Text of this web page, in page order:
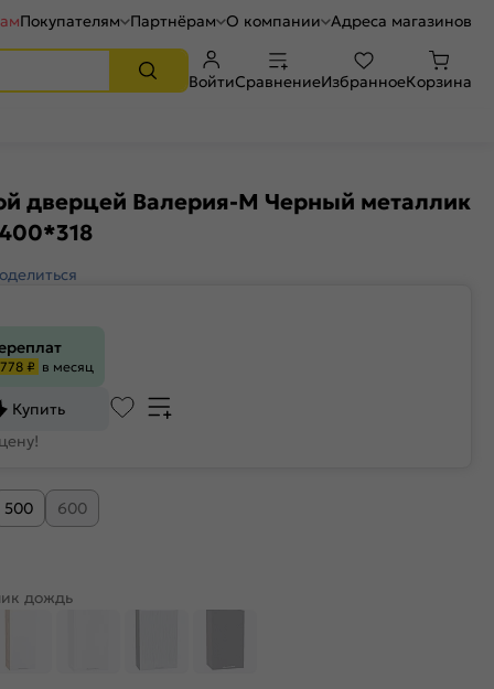
Покупателям Партнёрам О компании Адреса магазинов
ВойтиСравнениеИзбранноеКорзина
дверцей Валерия-М Черный металлик
778 ₽ в месяц
Купить
500
600
дождь